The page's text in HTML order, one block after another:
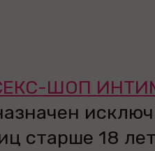
ШОП
старше 18